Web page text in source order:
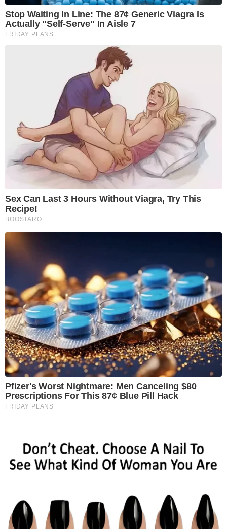
Stop Waiting In Line: The 87¢ Generic Viagra Is
Actually "Self-Serve" In Aisle 7
FRIDAY PLANS
Sex Can Last 3 Hours Without Viagra, Try This
Recipe!
BOOSTARO
Pfizer's Worst Nightmare: Men Canceling $80
Prescriptions For This 87¢ Blue Pill Hack
FRIDAY PLANS